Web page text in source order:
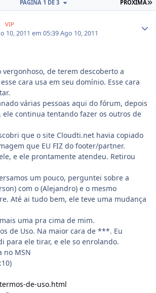
PRÓXIMA
PÁGINA 1 DE 3
VIP
10, 2011 em 05:39Ago 10, 2011
vergonhoso, de terem descoberto a
cara usa em seu domínio. Esse cara
várias pessoas aqui do fórum, depois
ele continua tentando fazer os outros de
que o site Cloudti.net havia copiado
que EU FIZ do footer/partner.
e ele prontamente atendeu. Retirou
um pouco, perguntei sobre a
com o (Alejandro) e o mesmo
Até ai tudo bem, ele teve uma mudança
uma pra cima de mim.
de Uso. Na maior cara de ***. Eu
para ele tirar, e ele so enrolando.
no MSN
de-uso.html